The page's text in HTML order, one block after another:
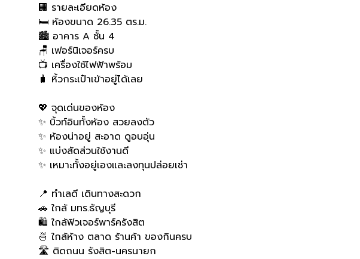
🏢 รายละเอียดห้อง
🛏 ห้องขนาด 26.35 ตร.ม.
🏙 อาคาร A ชั้น 4
🪑 เฟอร์นิเจอร์ครบ
📺 เครื่องใช้ไฟฟ้าพร้อม
🧳 หิ้วกระเป๋าเข้าอยู่ได้เลย
💖 จุดเด่นของห้อง
✨ บิ้วท์อินทั้งห้อง สวยลงตัว
✨ ห้องน่าอยู่ สะอาด ดูอบอุ่น
✨ แบ่งสัดส่วนใช้งานดี
✨ เหมาะทั้งอยู่เองและลงทุนปล่อยเช่า
📍 ทำเลดี เดินทางสะดวก
🚗 ใกล้ มทร.ธัญบุรี
🛍 ใกล้ฟิวเจอร์พาร์ครังสิต
🍜 ใกล้ห้าง ตลาด ร้านค้า ของกินครบ
🛣 ติดถนน รังสิต-นครนายก